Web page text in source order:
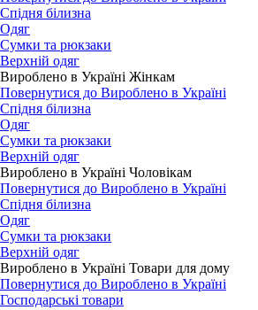
Спідня білизна
Одяг
Сумки та рюкзаки
Верхній одяг
Вироблено в Україні Жінкам
Повернутися до Вироблено в Україні
Спідня білизна
Одяг
Сумки та рюкзаки
Верхній одяг
Вироблено в Україні Чоловікам
Повернутися до Вироблено в Україні
Спідня білизна
Одяг
Сумки та рюкзаки
Верхній одяг
Вироблено в Україні Товари для дому
Повернутися до Вироблено в Україні
Господарські товари